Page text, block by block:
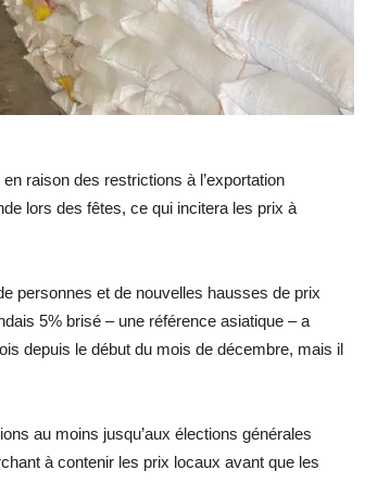
raison des restrictions à l’exportation
lors des fêtes, ce qui incitera les prix à
personnes et de nouvelles hausses de prix
5% brisé – une référence asiatique – a
depuis le début du mois de décembre, mais il
au moins jusqu’aux élections générales
à contenir les prix locaux avant que les